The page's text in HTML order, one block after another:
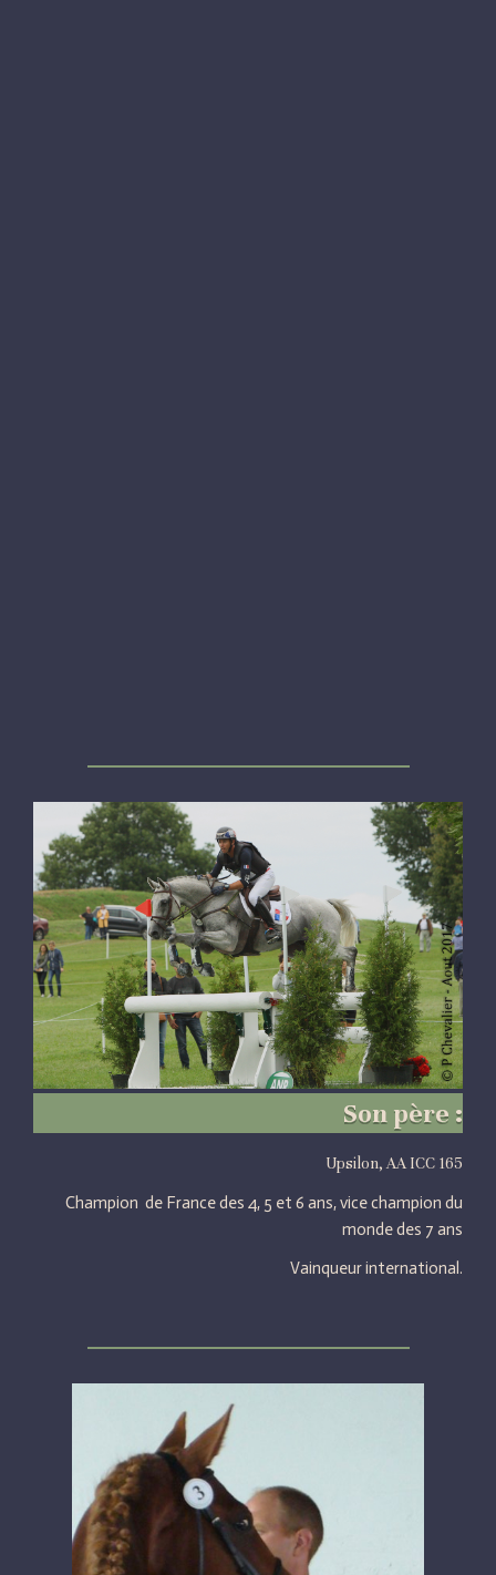
Son père :
Upsilon, AA ICC 165
Champion de France des 4, 5 et 6 ans, vice champion du
monde des 7 ans
Vainqueur international.